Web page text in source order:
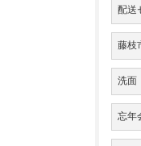
配送
藤枝
洗面
忘年